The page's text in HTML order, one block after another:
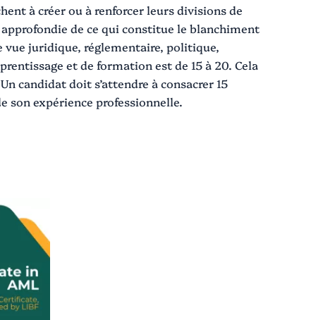
à créer ou à renforcer leurs divisions de
de ce qui constitue le blanchiment
vue juridique, réglementaire, politique,
et de formation est de 15 à 20. Cela
candidat doit s’attendre à consacrer 15
son expérience professionnelle.